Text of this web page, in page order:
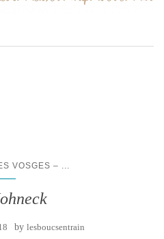
VOSGES –
by lesboucsentrain